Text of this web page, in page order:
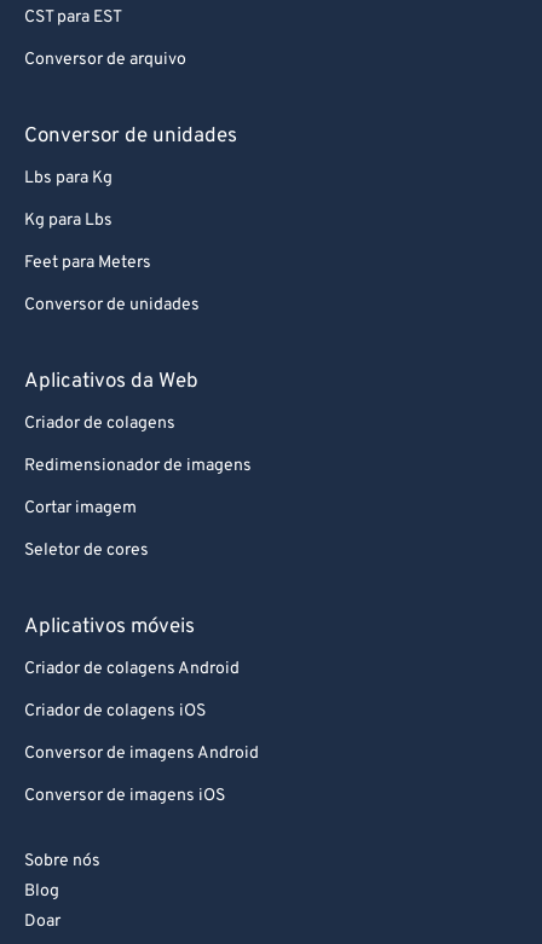
CST para EST
Conversor de arquivo
Conversor de unidades
Lbs para Kg
Kg para Lbs
Feet para Meters
Conversor de unidades
Aplicativos da Web
Criador de colagens
Redimensionador de imagens
Cortar imagem
Seletor de cores
Aplicativos móveis
Criador de colagens Android
Criador de colagens iOS
Conversor de imagens Android
Conversor de imagens iOS
Sobre nós
Blog
Doar